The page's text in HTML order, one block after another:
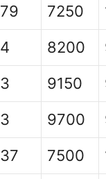
79 7250
4 8200
3 9150
3 9700
37 7500